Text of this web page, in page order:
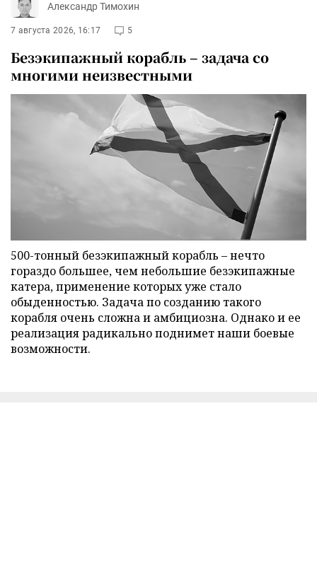
Александр Тимохин
7 августа 2026, 16:17 5
Безэкипажный корабль – задача со
многими неизвестными
500-тонный безэкипажный корабль – нечто
гораздо большее, чем небольшие безэкипажные
катера, применение которых уже стало
обыденностью. Задача по созданию такого
корабля очень сложна и амбициозна. Однако и ее
реализация радикально поднимет наши боевые
возможности.